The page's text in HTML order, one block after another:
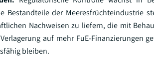
Bestandteile der Meeresfrüchteindustrie
Nachweisen zu liefern, die mit
auf mehr FuE-Finanzierungen
bleiben.